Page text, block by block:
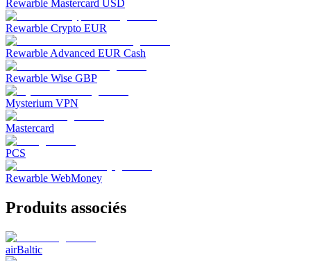
Rewarble Mastercard USD
Rewarble Crypto EUR
Rewarble Advanced EUR Cash
Rewarble Wise GBP
Mysterium VPN
Mastercard
PCS
Rewarble WebMoney
Produits associés
airBaltic